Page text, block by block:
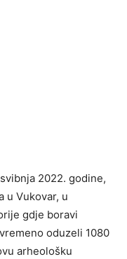
2022. godine,
u Vukovar, u
gdje boravi
oduzeli 1080
arheološku